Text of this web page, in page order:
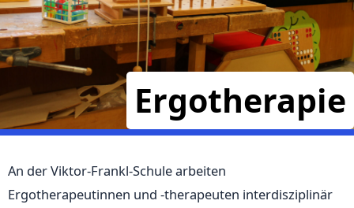
Ergotherapie
An der Viktor-Frankl-Schule arbeiten
Ergotherapeutinnen und -therapeuten interdisziplinär